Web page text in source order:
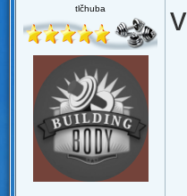
tlčhuba